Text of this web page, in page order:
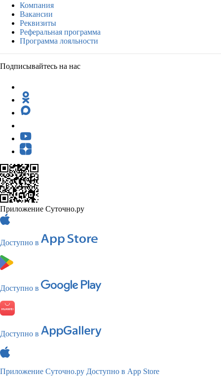
Компания
Вакансии
Реквизиты
Реферальная программа
Программа лояльности
Подписывайтесь на нас
Приложение Суточно.ру
Доступно в
Доступно в
Доступно в
Приложение Суточно.ру Доступно в App Store